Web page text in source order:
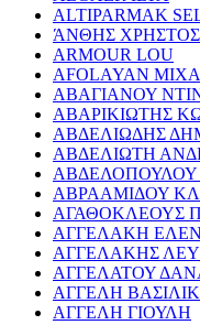
ALTIPARMAK
ΆΝΘΗΣ ΧΡΗΣΤΟΣ
ARMOUR LOU
AFOLAYAN
ΑΒΑΓΙΑΝΟΥ
ΑΒΑΡΙΚΙΩΤΗΣ
ΑΒΔΕΛΙΩΔΗΣ
ΑΒΔΕΛΙΩΤΗ
ΑΒΔΕΛΟΠΟΥΛΟΥ
ΑΒΡΑΑΜΙΔΟΥ
ΑΓΑΘΟΚΛΕΟΥΣ
ΑΓΓΕΛΑΚΗ
ΑΓΓΕΛΑΚΗΣ
ΑΓΓΕΛΑΤΟΥ
ΑΓΓΕΛΗ
ΑΓΓΕΛΗ ΓΙΟΥΛΗ